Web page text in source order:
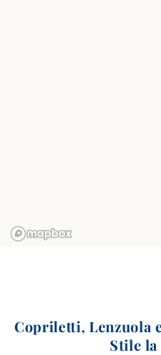
Copriletti, Lenzuola
Stile la